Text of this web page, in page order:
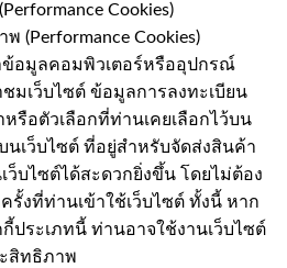
Cookies)
(Performance Cookies)
ข้อมูลคอมพิวเตอร์หรืออุปกรณ์
มเว็บไซต์ ข้อมูลการลงทะเบียน
รือตัวเลือกที่ท่านเคยเลือกไว้บน
นเว็บไซต์ ที่อยู่สำหรับจัดส่งสินค้า
ว็บไซต์ได้สะดวกยิ่งขึ้น โดยไม่ต้อง
งที่ท่านเข้าใช้เว็บไซต์ ทั้งนี้ หาก
ประเภทนี้ ท่านอาจใช้งานเว็บไซต์
สิทธิภาพ